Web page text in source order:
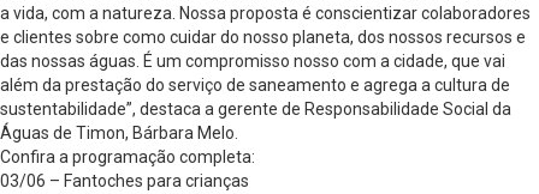
a vida, com a natureza. Nossa proposta é conscientizar colaboradores
e clientes sobre como cuidar do nosso planeta, dos nossos recursos e
das nossas águas. É um compromisso nosso com a cidade, que vai
além da prestação do serviço de saneamento e agrega a cultura de
sustentabilidade”, destaca a gerente de Responsabilidade Social da
Águas de Timon, Bárbara Melo.
Confira a programação completa:
03/06 – Fantoches para crianças